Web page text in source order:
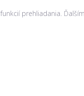
prehliadania.